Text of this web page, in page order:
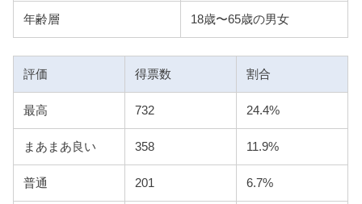
年齢層 18歳〜65歳の男女
評価 得票数 割合
最高 732 24.4%
まあまあ良い 358 11.9%
普通 201 6.7%